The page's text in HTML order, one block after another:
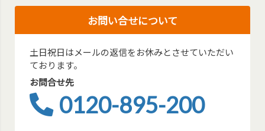
お問い合せについて
土日祝日はメールの返信をお休みとさせていただい
ております。
お問合せ先
0120-895-200